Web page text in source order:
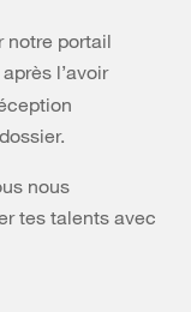
notre portail
l’avoir
nous
tes talents avec